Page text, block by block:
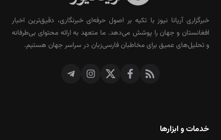
خبرگزاری آریانا نیوز با تکیه بر اصول حرفه‌ای خبرنگاری، دقیق‌ترین اخبار
افغانستان و جهان را پوشش می‌دهد. ما متعهد به ارائه محتوای بی‌طرفانه
و تحلیل‌های عمیق برای مخاطبان فارسی‌زبان در سراسر جهان هستیم.
خدمات و ابزارها